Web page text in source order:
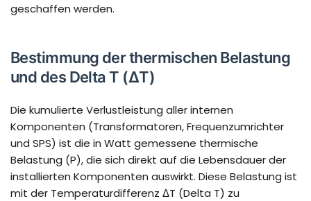
geschaffen werden.
Bestimmung der thermischen Belastung
und des Delta T (ΔT)
Die kumulierte Verlustleistung aller internen
Komponenten (Transformatoren, Frequenzumrichter
und SPS) ist die in Watt gemessene thermische
Belastung (P), die sich direkt auf die Lebensdauer der
installierten Komponenten auswirkt. Diese Belastung ist
mit der Temperaturdifferenz ΔT (Delta T) zu